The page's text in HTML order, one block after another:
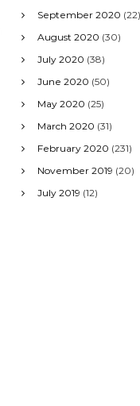
September 2020 (22)
August 2020 (30)
July 2020 (38)
June 2020 (50)
May 2020 (25)
March 2020 (31)
February 2020 (231)
November 2019 (20)
July 2019 (12)